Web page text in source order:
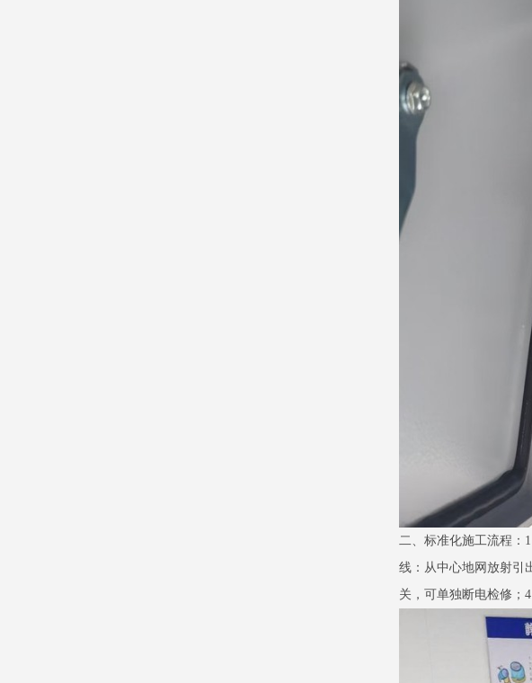
二、标准化施工流程：
线：从中心地网放射引
关，可单独断电检修；